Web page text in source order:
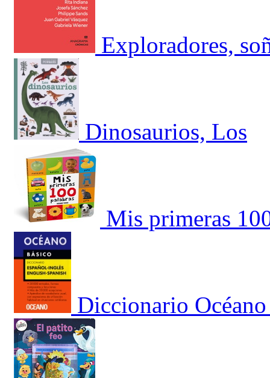
Exploradores,
Dinosaurios, Los
Mis primeras
Diccionario